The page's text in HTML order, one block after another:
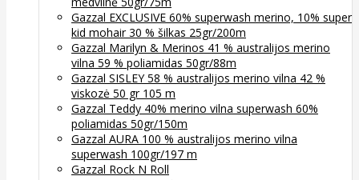
Gazzal EXCLUSIVE 60% superwash merino, 10% super
kid mohair 30 % šilkas 25gr/200m
Gazzal Marilyn & Merinos 41 % australijos merino
vilna 59 % poliamidas 50gr/88m
Gazzal SISLEY 58 % australijos merino vilna 42 %
viskozė 50 gr 105 m
Gazzal Teddy 40% merino vilna superwash 60%
poliamidas 50gr/150m
Gazzal AURA 100 % australijos merino vilna
superwash 100gr/197 m
Gazzal Rock N Roll